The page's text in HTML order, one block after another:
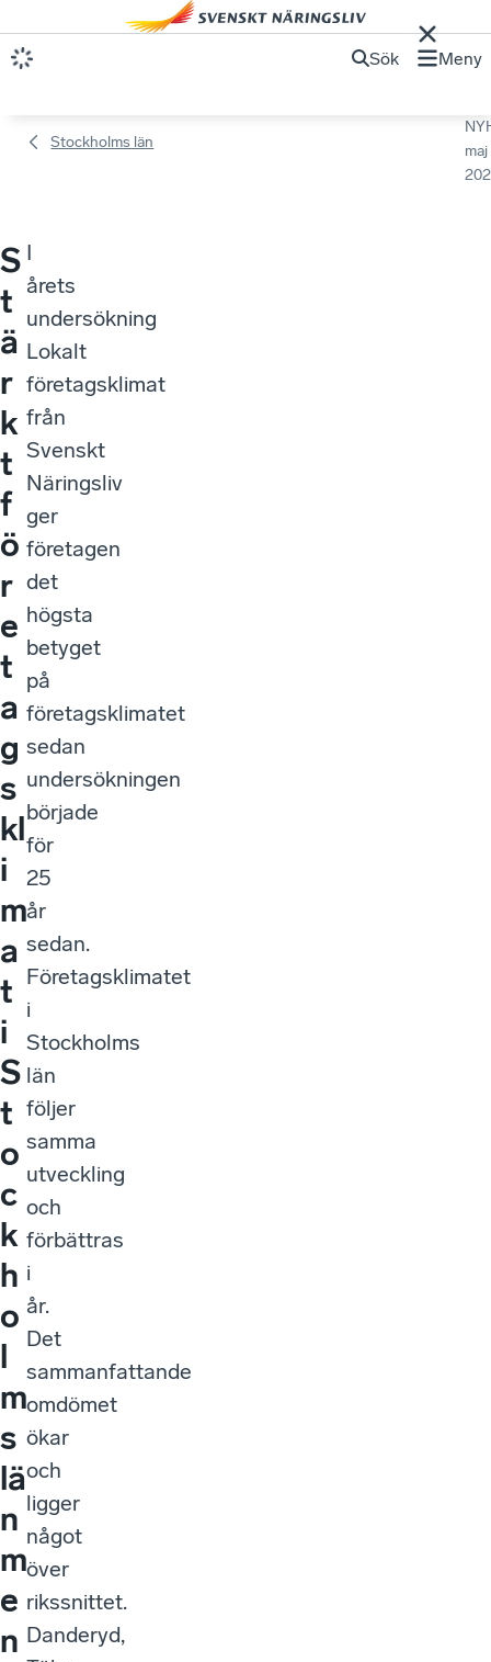
Sök Meny
Stockholms län
maj
S
t
ä
r
k
t
f
ö
r
e
t
a
g
s
kl
i
m
a
t
i
S
t
o
c
k
h
o
l
m
s
lä
n
m
e
n
I
årets
undersökning
Lokalt
företagsklimat
från
Svenskt
Näringsliv
ger
företagen
det
högsta
betyget
på
företagsklimatet
sedan
undersökningen
började
för
25
år
sedan.
Företagsklimatet
i
Stockholms
län
följer
samma
utveckling
och
förbättras
i
år.
Det
sammanfattande
omdömet
ökar
och
ligger
något
över
rikssnittet.
Danderyd,